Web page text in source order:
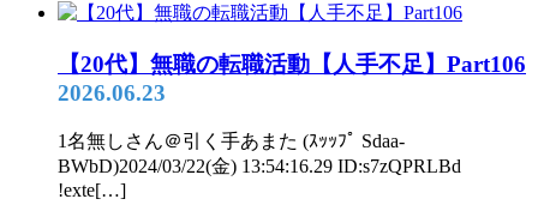
【20代】無職の転職活動【人手不足】Part106
2026.06.23
1名無しさん＠引く手あまた (ｽｯｯﾌﾟ Sdaa-
BWbD)2024/03/22(金) 13:54:16.29 ID:s7zQPRLBd
!exte[…]